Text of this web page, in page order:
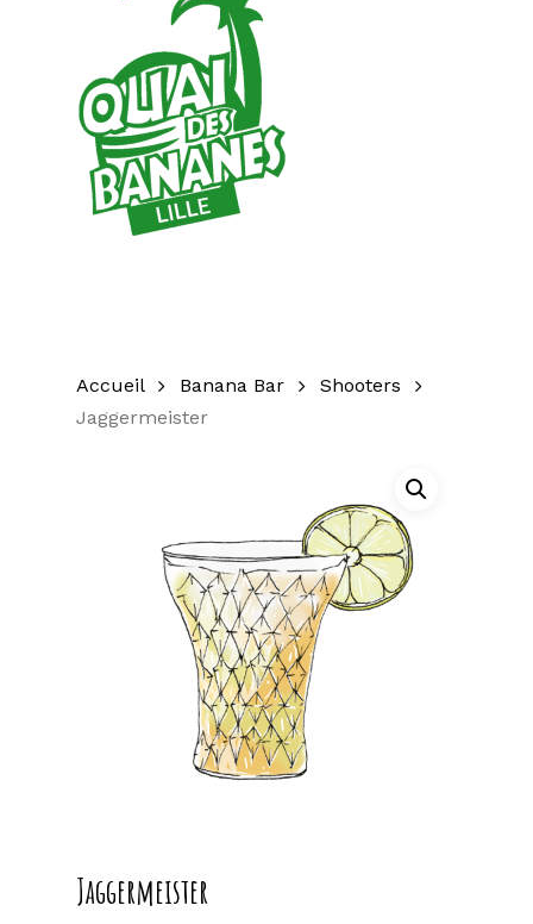
Accueil Banana Bar
Shooters
Jaggermeister
Jaggermeister